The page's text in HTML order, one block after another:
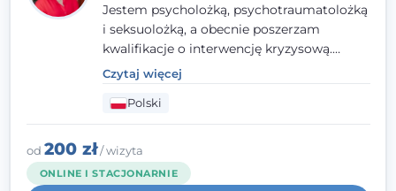
Jestem psycholożką, psychotraumatolożką
i seksuolożką, a obecnie poszerzam
kwalifikacje o interwencję kryzysową.
Pracuję w nurcie terapii trzeciej fali, łącząc
metody o potwierdzonej skuteczności.
Towarzyszę młodzieży, dorosłym i parom w
radzeniu sobie z bolesnymi
doświadczeniami tak, by mogli żyć pełniej.
Czytaj więcej
Polski
od 200 zł/ wizyta
ONLINE I STACJONARNIE